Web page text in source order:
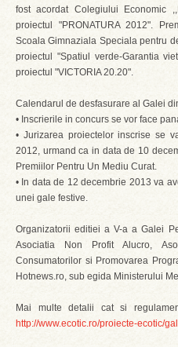
fost acordat Colegiului Economic
proiectul "PRONATURA 2012".
Scoala Gimnaziala Speciala pentru
proiectul "Spatiul verde-Garantia
proiectul "VICTORIA 20.20".
Calendarul de desfasurare al Galei
• Inscrierile in concurs se vor face
• Jurizarea proiectelor inscrise se
2012, urmand ca in data de 10
Premiilor Pentru Un Mediu Curat.
• In data de 12 decembrie 2013 va
unei gale festive.
Organizatorii editiei a V-a a Galei
Asociatia Non Profit Alucro,
Consumatorilor si Promovarea
Hotnews.ro, sub egida Ministerului
Mai multe detalii cat si
http://www.ecotic.ro/proiecte-ecotic/